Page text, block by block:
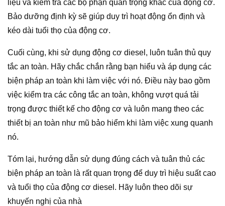
liệu và kiểm tra các bộ phận quan trọng khác của động cơ.
Bảo dưỡng định kỳ sẽ giúp duy trì hoạt động ổn định và
kéo dài tuổi thọ của động cơ.
Cuối cùng, khi sử dụng động cơ diesel, luôn tuân thủ quy
tắc an toàn. Hãy chắc chắn rằng bạn hiểu và áp dụng các
biện pháp an toàn khi làm việc với nó. Điều này bao gồm
việc kiểm tra các công tắc an toàn, không vượt quá tải
trọng được thiết kế cho động cơ và luôn mang theo các
thiết bị an toàn như mũ bảo hiểm khi làm việc xung quanh
nó.
Tóm lại, hướng dẫn sử dụng đúng cách và tuân thủ các
biện pháp an toàn là rất quan trọng để duy trì hiệu suất cao
và tuổi thọ của động cơ diesel. Hãy luôn theo dõi sự
khuyến nghị của nhà